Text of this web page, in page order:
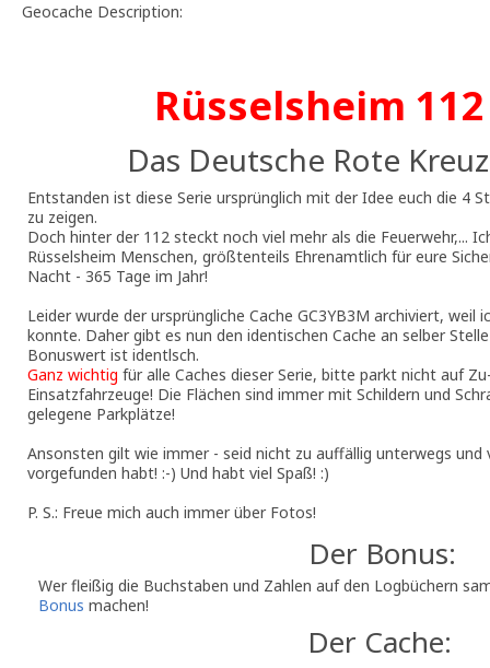
Geocache Description:
Rüsselsheim
Das Deutsche Rote
Entstanden ist diese Serie ursprünglich mit der Idee euch die 4
zu zeigen.
Doch hinter der 112 steckt noch viel mehr als die Feuerwehr,...
Rüsselsheim Menschen, größtenteils Ehrenamtlich für eure
Nacht - 365 Tage im Jahr!
Leider wurde der ursprüngliche Cache GC3YB3M archiviert,
konnte. Daher gibt es nun den identischen Cache an selber
Bonuswert ist identlsch.
Ganz wichtig für alle Caches dieser Serie, bitte parkt nicht auf
Einsatzfahrzeuge! Die Flächen sind immer mit Schildern und
gelegene Parkplätze!
Ansonsten gilt wie immer - seid nicht zu auffällig unterwegs und
vorgefunden habt! :-) Und habt viel Spaß! :)
P. S.: Freue mich auch immer über Fotos!
Der Bonus:
Wer fleißig die Buchstaben und Zahlen auf den Logbüchern
Bonus machen!
Der Cache: